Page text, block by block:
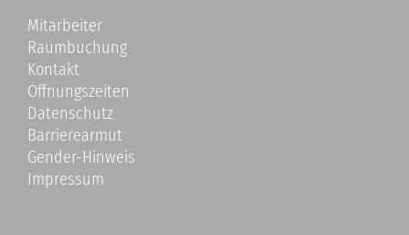
Mitarbeiter
Raumbuchung
Kontakt
Öffnungszeiten
Datenschutz
Barrierearmut
Gender-Hinweis
Impressum